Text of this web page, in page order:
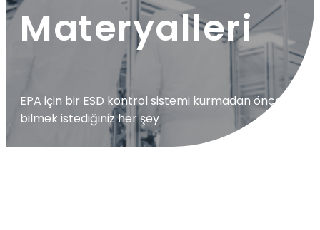
Materyalleri
EPA için bir ESD kontrol sistemi kurmadan önce
bilmek istediğiniz her şey